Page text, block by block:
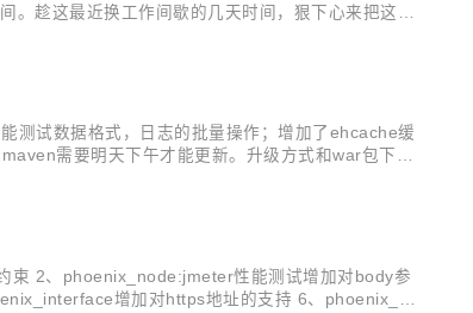
趁这最近换工作间歇的几天时间，狠下心来把这几
测试数据格式，日志的批量操作；增加了ehcache缓
需要明天下午才能更新。升级方式和war包下载
束 2、phoenix_node:jmeter性能测试增加对body参
增加对https地址的支持 6、phoenix_d